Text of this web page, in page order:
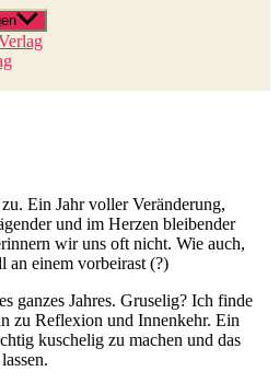
Ein Jahr voller Veränderung,
und im Herzen bleibender
wir uns oft nicht. Wie auch,
an einem vorbeirast (?)
ganzes Jahres. Gruselig? Ich finde
zu Reflexion und Innenkehr. Ein
kuschelig zu machen und das